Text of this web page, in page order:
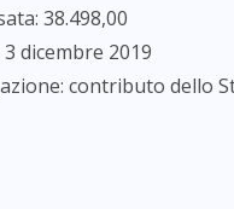
38.498,00
dicembre 2019
contributo dello